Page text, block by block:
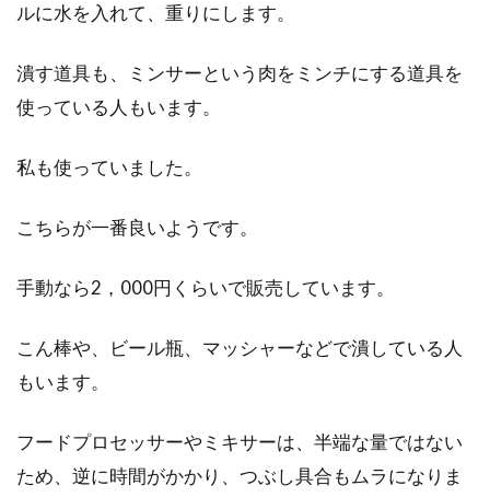
小麦粉はお菓子作りでも活躍！簡単
サクサク...
枝豆・大豆・黒豆は元は同じも
枝豆・大豆・黒豆の違いについて、皆さんはご
存知ですか？枝豆のは大豆や黒豆と同じじゃな
いのでし...
ルに水を入れて、重りにします。
潰す道具も、ミンサーという肉をミンチにする道具を
使っている人もいます。
私も使っていました。
こちらが一番良いようです。
手動なら2，000円くらいで販売しています。
こん棒や、ビール瓶、マッシャーなどで潰している人
もいます。
フードプロセッサーやミキサーは、半端な量ではない
ため、逆に時間がかかり、つぶし具合もムラになりま